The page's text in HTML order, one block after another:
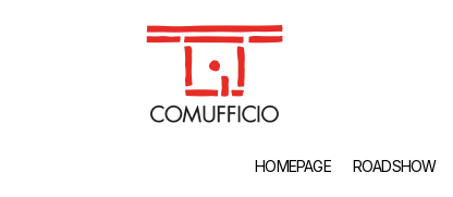
HOMEPAGE ROADSHOW